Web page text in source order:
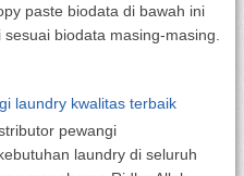
paste biodata di bawah ini
biodata masing-masing.
laundry kwalitas terbaik
pewangi
laundry di seluruh